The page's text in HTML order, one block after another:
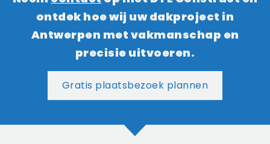
ontdek hoe wij uw dakproject in
Antwerpen met vakmanschap en
precisie uitvoeren.
Gratis plaatsbezoek plannen